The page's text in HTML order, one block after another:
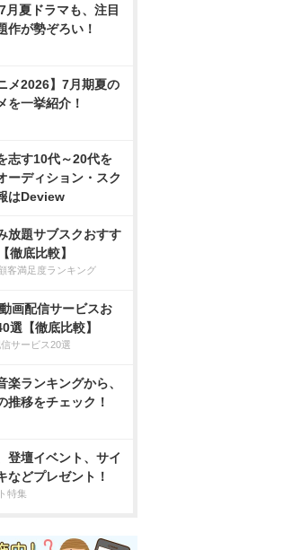
月夏ドラマも、注目
作が勢ぞろい！
メ2026】7月期夏の
を一挙紹介！
志す10代～20代を
ーディション・スク
はDeview
放題サブスクおすす
徹底比較】
客満足度ランキング
画配信サービスお
選【徹底比較】
サービス20選
楽ランキングから、
推移をチェック！
登壇イベント、サイ
などプレゼント！
特集